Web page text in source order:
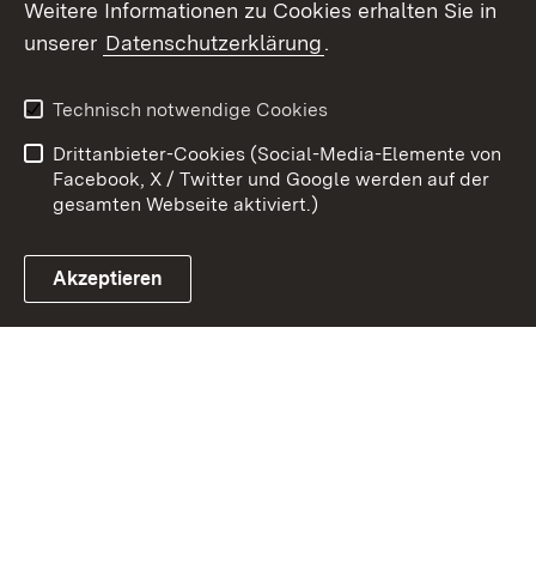
Link zum Landesportal
Kontakt
Datenschutz
Barrierefreiheit
Impressum Cookies
Weitere Informationen zu Cookies erhalten Sie in
unserer Datenschutzerklärung.
Technisch notwendige Cookies
Drittanbieter-Cookies (Social-Media-Elemente von
Facebook, X / Twitter und Google werden auf der
gesamten Webseite aktiviert.)
Akzeptieren